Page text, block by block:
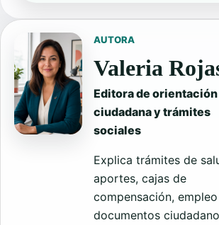
AUTORA
Valeria
Editora de orientación
ciudadana y trámites
sociales
Explica trámites de
aportes, cajas de
compensación,
documentos